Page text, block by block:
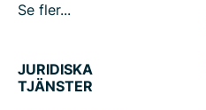
Se fler...
JURIDISKA
TJÄNSTER